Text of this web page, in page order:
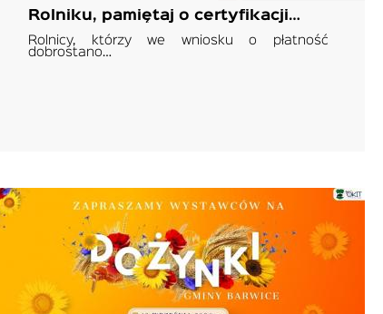
Rolniku, pamiętaj o certyfikacji…
Rolnicy, którzy we wniosku o płatność
dobrostano…